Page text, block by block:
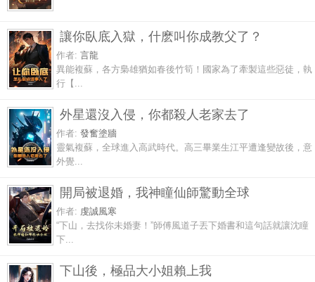
讓你臥底入獄，什麽叫你成教父了？
作者: 言龍
異能複蘇，各方梟雄猶如春後竹筍！國家為了牽製這些惡徒，執
行【...
外星還沒入侵，你都殺人老家去了
作者: 發奮塗牆
靈氣複蘇，全球進入高武時代。高三畢業生江平遭逢變故後，意
外覺...
開局被退婚，我神瞳仙師驚動全球
作者: 虔誠風寒
“下山，去找你未婚妻！”師傅風道子丟下婚書和這句話就讓沈瞳
下...
下山後，極品大小姐賴上我